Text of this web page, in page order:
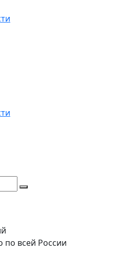
по всей России